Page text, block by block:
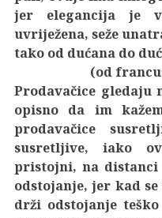
jer elegancija je
uvriježena, seže
tako od dućana do
(od
Prodavačice gledaju
opisno da im
prodavačice
susretljive, iako
pristojni, na
odstojanje, jer kad
drži odstojanje